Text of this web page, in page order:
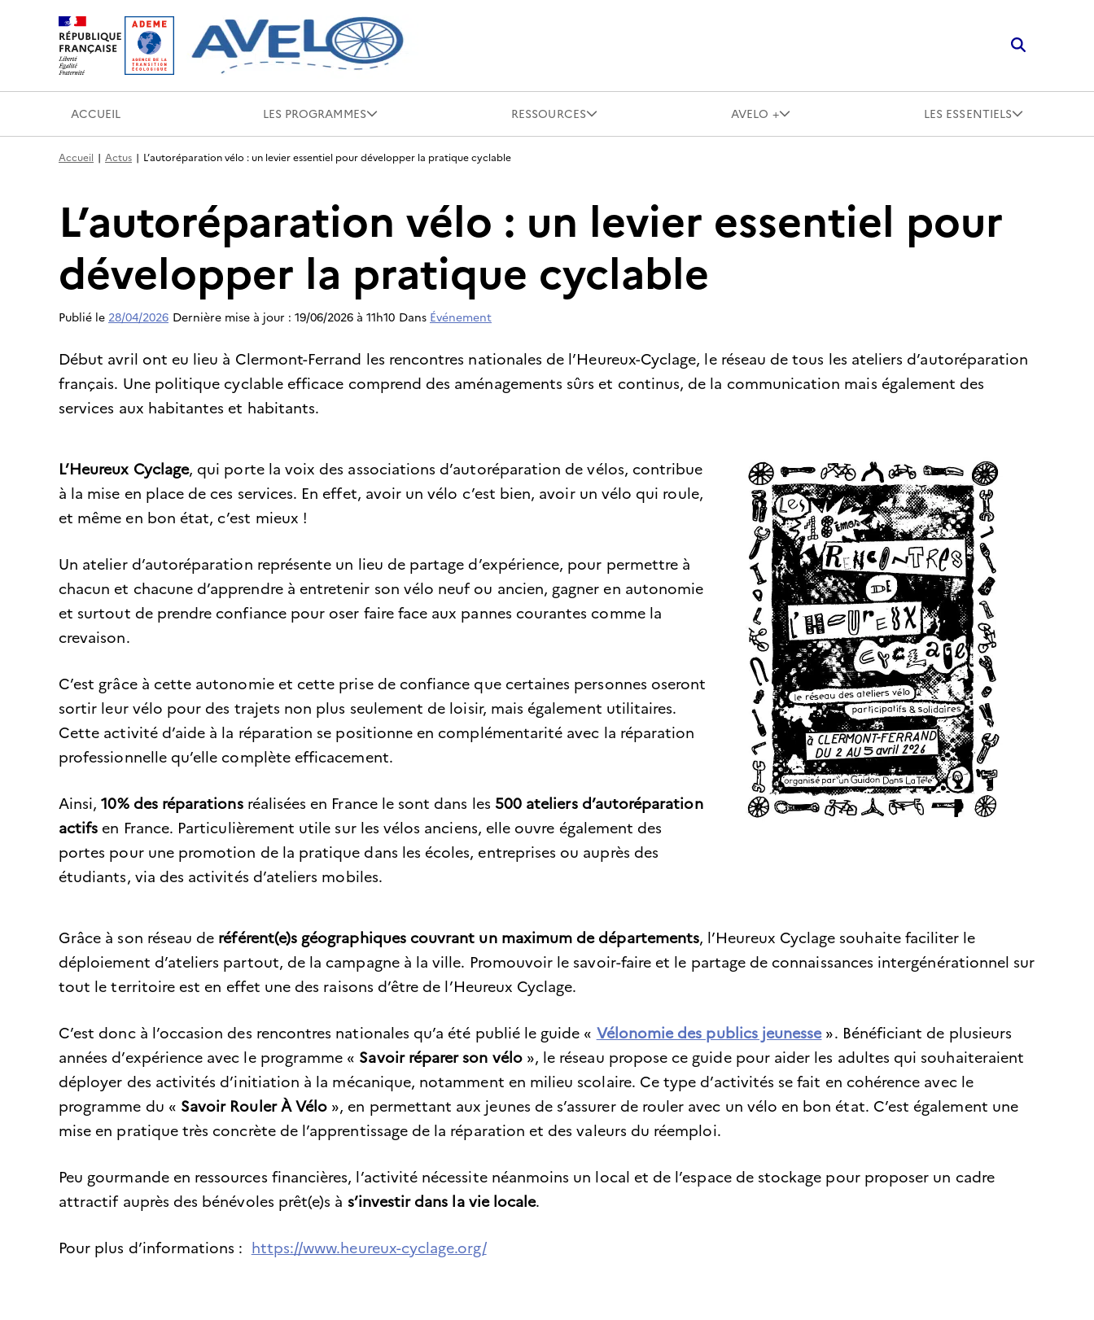
ACCUEIL LES PROGRAMMES RESSOURCES AVELO + LES ESSENTIELS
Accueil Actus L’autoréparation vélo : un levier essentiel pour développer la pratique cyclable
L’autoréparation vélo : un levier essentiel pour
développer la pratique cyclable
Publié le 28/04/2026 Dernière mise à jour : 19/06/2026 à 11h10 Dans Événement
Début avril ont eu lieu à Clermont-Ferrand les rencontres nationales de l’Heureux-Cyclage, le réseau de tous les ateliers d’autoréparation
français. Une politique cyclable efficace comprend des aménagements sûrs et continus, de la communication mais également des
services aux habitantes et habitants.
L’Heureux Cyclage, qui porte la voix des associations d’autoréparation de vélos, contribue
à la mise en place de ces services. En effet, avoir un vélo c’est bien, avoir un vélo qui roule,
et même en bon état, c’est mieux !
Un atelier d’autoréparation représente un lieu de partage d’expérience, pour permettre à
chacun et chacune d’apprendre à entretenir son vélo neuf ou ancien, gagner en autonomie
et surtout de prendre confiance pour oser faire face aux pannes courantes comme la
crevaison.
C’est grâce à cette autonomie et cette prise de confiance que certaines personnes oseront
sortir leur vélo pour des trajets non plus seulement de loisir, mais également utilitaires.
Cette activité d’aide à la réparation se positionne en complémentarité avec la réparation
professionnelle qu’elle complète efficacement.
Ainsi,10% des réparationsréalisées en France le sont dans les 500 ateliers d’autoréparation
actifs en France. Particulièrement utile sur les vélos anciens, elle ouvre également des
portes pour une promotion de la pratique dans les écoles, entreprises ou auprès des
étudiants, via des activités d’ateliers mobiles.
Grâce à son réseau de référent(e)s géographiques couvrant un maximum de départements, l’Heureux Cyclage souhaite faciliter le
déploiement d’ateliers partout, de la campagne à la ville. Promouvoir le savoir-faire et le partage de connaissances intergénérationnel sur
tout le territoire est en effet une des raisons d’être de l’Heureux Cyclage.
C’est donc à l’occasion des rencontres nationales qu’a été publié le guide « Vélonomie des publics jeunesse». Bénéficiant de plusieurs
années d’expérience avec le programme « Savoir réparer son vélo », le réseau propose ce guide pour aider les adultes qui souhaiteraient
déployer des activités d’initiation à la mécanique, notamment en milieu scolaire. Ce type d’activités se fait en cohérence avec le
programme du « Savoir Rouler À Vélo », en permettant aux jeunes de s’assurer de rouler avec un vélo en bon état. C’est également une
mise en pratique très concrète de l’apprentissage de la réparation et des valeurs du réemploi.
Peu gourmande en ressources financières, l’activité nécessite néanmoins un local et de l’espace de stockage pour proposer un cadre
attractif auprès des bénévoles prêt(e)s à s’investir dans la vie locale.
Pour plus d’informations : https://www.heureux-cyclage.org/